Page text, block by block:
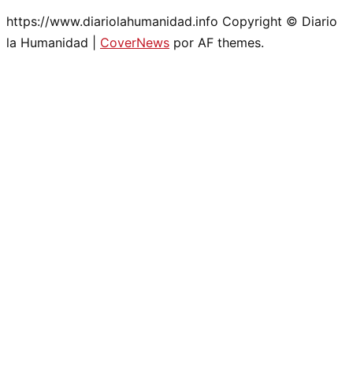
https://www.diariolahumanidad.info Copyright © Diario
la Humanidad
CoverNews por AF themes.